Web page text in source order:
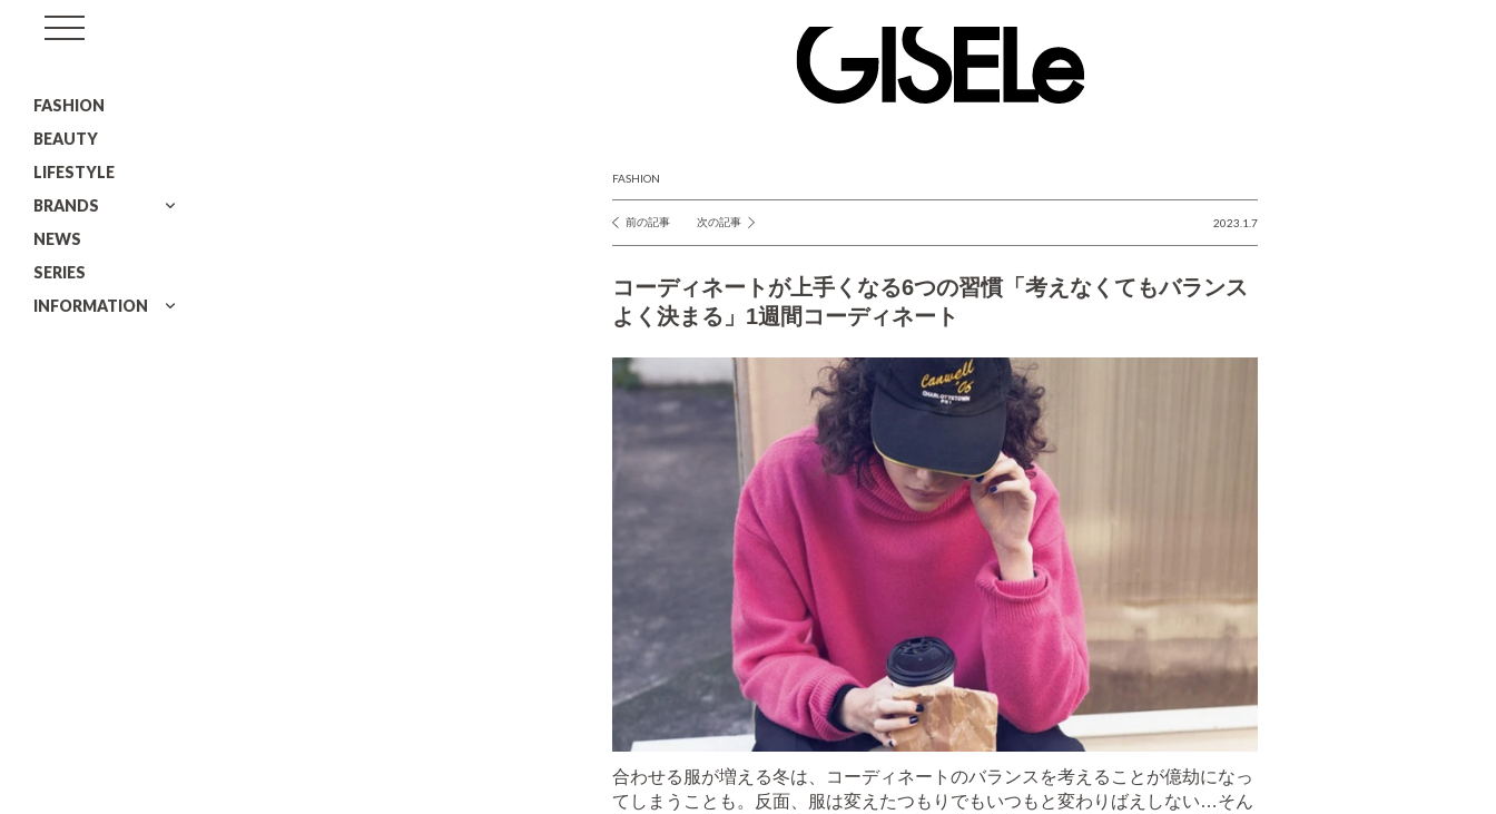
ル)
FASHION
BEAUTY
LIFESTYLE
BRANDS
NEWS
SERIES
INFORMATION
FASHION
投
ナ
ビ
ゲ
ー
前の記事 次の記事 2023.1.7
コーディネートが上手くなる6つの習慣「考えなくてもバランス
よく決まる」1週間コーディネート
合わせる服が増える冬は、コーディネートのバランスを考えることが億劫になっ
てしまうことも。反面、服は変えたつもりでもいつもと変わりばえしない…そん